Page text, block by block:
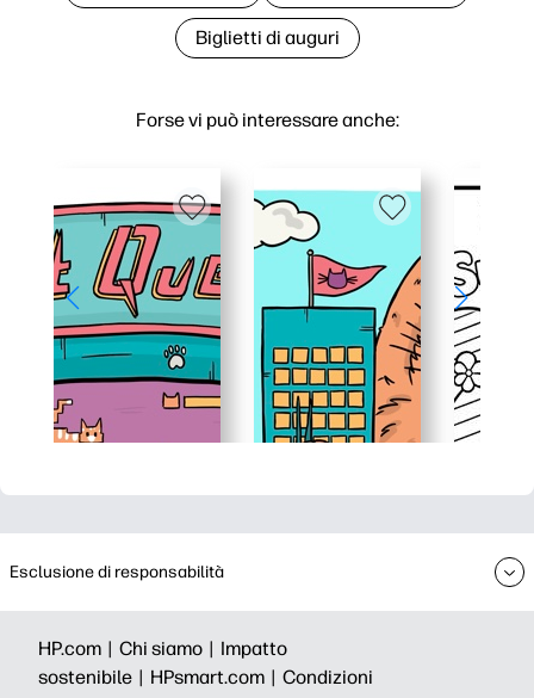
Forse vi può interessare anche:
Biglietti di auguri
Esclusione di responsabilità
HP.com | Chi siamo | Impatto
sostenibile | HPsmart.com | Condizioni